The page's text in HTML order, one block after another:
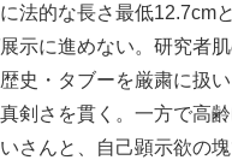
法的な長さ最低12.7cm
示に進めない。研究者
史・タブーを厳粛に扱
剣さを貫く。一方で高
さんと、自己顕示欲の